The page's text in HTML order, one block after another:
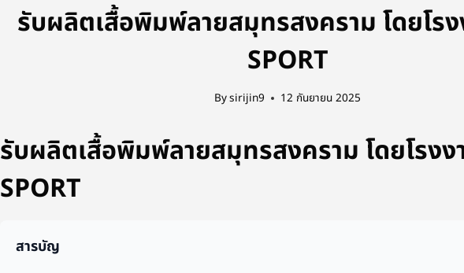
รับผลิตเสื้อพิมพ์ลายสมุทรสงคราม โดยโรง
SPORT
Bysirijin9 12 กันยายน 2025
รับผลิตเสื้อพิมพ์ลายสมุทรสงคราม โดยโรงง
SPORT
สารบัญ